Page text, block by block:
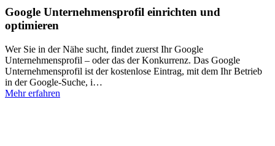
Google Unternehmensprofil einrichten und
optimieren
Wer Sie in der Nähe sucht, findet zuerst Ihr Google
Unternehmensprofil – oder das der Konkurrenz. Das Google
Unternehmensprofil ist der kostenlose Eintrag, mit dem Ihr Betrieb
in der Google-Suche, i…
Mehr erfahren